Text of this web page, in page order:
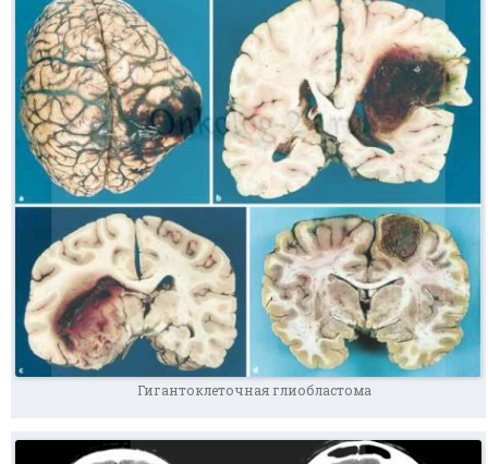
Гигантоклеточная глиобластома